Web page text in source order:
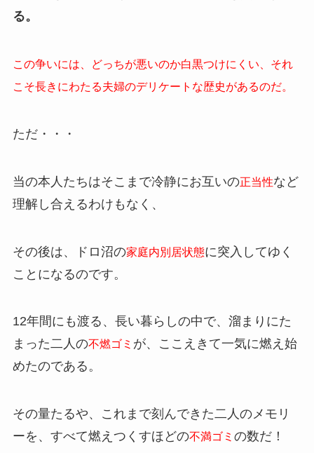
る。
この争いには、どっちが悪いのか白黒つけにくい、それ
こそ長きにわたる夫婦のデリケートな歴史があるのだ。
ただ・・・
当の本人たちはそこまで冷静にお互いの正当性など
理解し合えるわけもなく、
その後は、ドロ沼の家庭内別居状態に突入してゆく
ことになるのです。
12年間にも渡る、長い暮らしの中で、溜まりにた
まった二人の不燃ゴミ が、ここえきて一気に燃え始
めたのである。
その量たるや、これまで刻んできた二人のメモリ
ーを、すべて燃えつくすほどの不満ゴミ の数だ！